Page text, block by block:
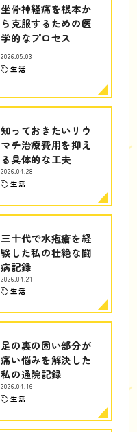
坐骨神経痛を根本か
ら克服するための医
学的なプロセス
2026.05.03
生活
知っておきたいリウ
マチ治療費用を抑え
る具体的な工夫
2026.04.28
生活
三十代で水疱瘡を経
験した私の壮絶な闘
病記録
2026.04.21
生活
足の裏の固い部分が
痛い悩みを解決した
私の通院記録
2026.04.16
生活